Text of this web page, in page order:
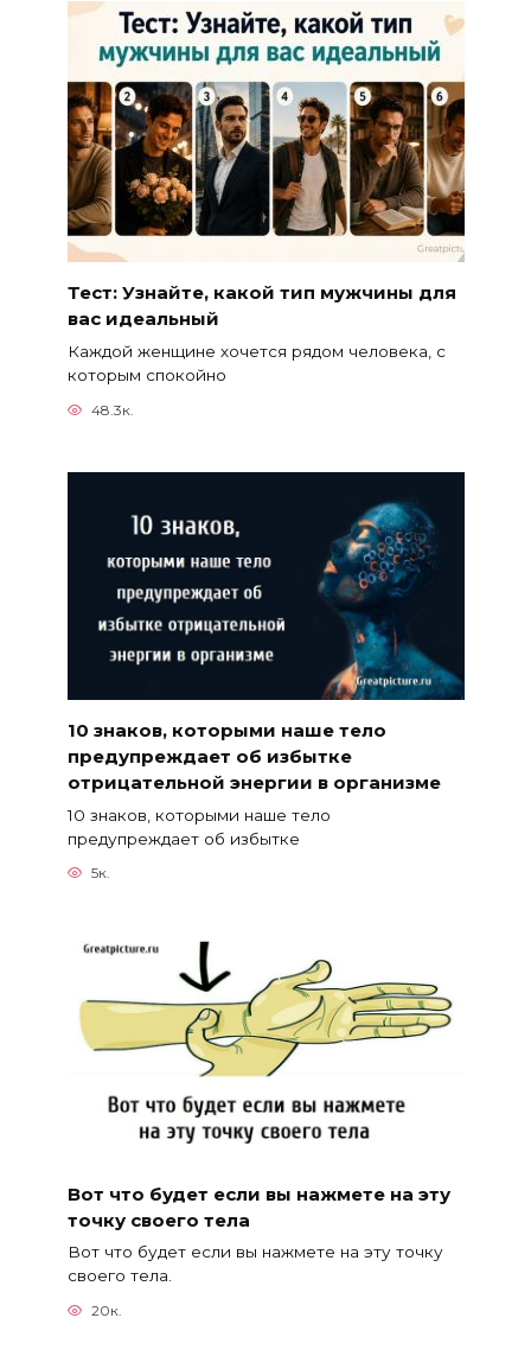
Тест: Узнайте, какой тип мужчины для
вас идеальный
Каждой женщине хочется рядом человека, с
которым спокойно
48.3к.
10 знаков, которыми наше тело
предупреждает об избытке
отрицательной энергии в организме
10 знаков, которыми наше тело
предупреждает об избытке
5к.
Вот что будет если вы нажмете на эту
точку своего тела
Вот что будет если вы нажмете на эту точку
своего тела.
20к.